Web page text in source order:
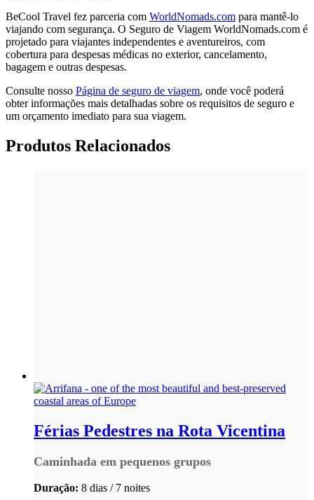
BeCool Travel fez parceria com WorldNomads.com para mantê-lo
viajando com segurança. O Seguro de Viagem WorldNomads.com é
projetado para viajantes independentes e aventureiros, com
cobertura para despesas médicas no exterior, cancelamento,
bagagem e outras despesas.
Consulte nosso Página de seguro de viagem, onde você poderá
obter informações mais detalhadas sobre os requisitos de seguro e
um orçamento imediato para sua viagem.
Produtos Relacionados
Férias Pedestres na Rota Vicentina
Caminhada em pequenos grupos
Duração: 8 dias / 7 noites